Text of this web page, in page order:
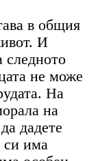
в общия
И
следното
не може
На
на
дадете
си има